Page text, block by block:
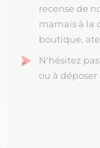
recense de
marnais à la
boutique,
N'hésitez
ou à